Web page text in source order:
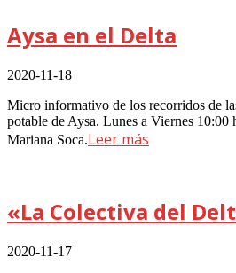
Aysa en el Delta
2020-11-18
Micro informativo de los recorridos de
potable de Aysa. Lunes a Viernes 10:00
Mariana Soca.Leer más
«La Colectiva del
2020-11-17